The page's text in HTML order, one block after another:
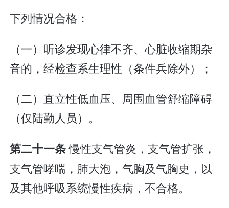
下列情况合格：
（一）听诊发现心律不齐、心脏收缩期杂
音的，经检查系生理性（条件兵除外）；
（二）直立性低血压、周围血管舒缩障碍
（仅陆勤人员）。
第二十一条慢性支气管炎，支气管扩张，
支气管哮喘，肺大泡，气胸及气胸史，以
及其他呼吸系统慢性疾病，不合格。